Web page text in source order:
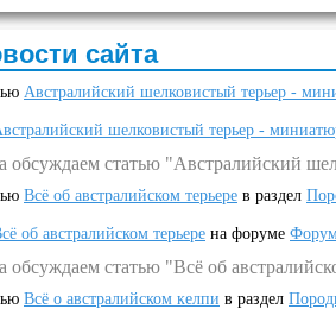
сайта
Австралийский шелковистый терьер -
шелковистый терьер -
обсуждаем статью "Австралийский
Всё об австралийском терьере в раздел
об австралийском терьере на форуме
обсуждаем статью "Всё об
Всё о австралийском келпи в раздел